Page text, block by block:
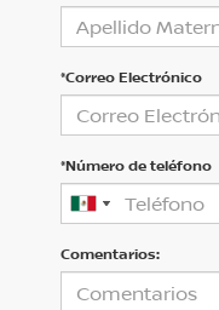
*Correo Electrónico
*Número de teléfono
Comentarios: